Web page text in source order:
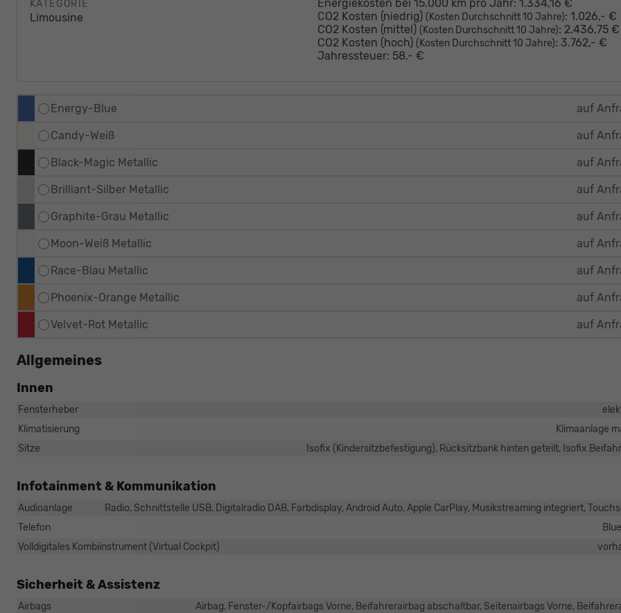
KATEGORIE
Limousine
Energiekosten bei 15.000 km pro Jahr: 1.334,16 €
CO2 Kosten (niedrig) (Kosten Durchschnitt 10 Jahre): 1.026,- €
CO2 Kosten (mittel) (Kosten Durchschnitt 10 Jahre): 2.436,75 €
CO2 Kosten (hoch) (Kosten Durchschnitt 10 Jahre): 3.762,- €
Jahressteuer: 58,- €
Energy-Blue auf
Candy-Weiß auf
Black-Magic Metallic auf
Brilliant-Silber Metallic auf
Graphite-Grau Metallic auf
Moon-Weiß Metallic auf
Race-Blau Metallic auf
Phoenix-Orange Metallic auf
Velvet-Rot Metallic auf
Allgemeines
Innen
Fensterheber
Klimatisierung
Klimaanlage
Sitze
Isofix (Kindersitzbefestigung), Rücksitzbank hinten geteilt, Isofix
Infotainment & Kommunikation
Audioanlage
Radio, Schnittstelle USB, Digitalradio DAB, Farbdisplay, Android Auto, Apple CarPlay, Musikstreaming integriert,
Telefon
Volldigitales Kombiinstrument (Virtual Cockpit)
Sicherheit & Assistenz
Airbags
Airbag, Fenster-/Kopfairbags Vorne, Beifahrerairbag abschaltbar, Seitenairbags Vorne,